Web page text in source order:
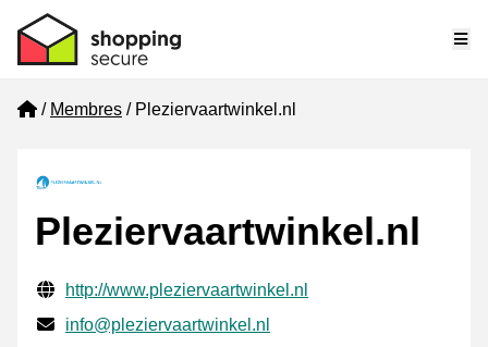
Home
Membres Pleziervaartwinkel.nl
Pleziervaartwinkel.nl
Informations de contact vérifiées
Website URL
http://www.pleziervaartwinkel.nl
E-mail
info@pleziervaartwinkel.nl